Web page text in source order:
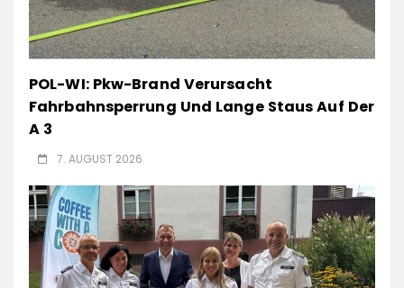
POL-WI: Pkw-Brand Verursacht
Fahrbahnsperrung Und Lange Staus Auf Der
A 3
7. AUGUST 2026